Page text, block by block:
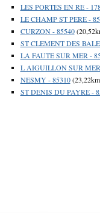
LES PORTES EN RE -
LE CHAMP ST PERE -
CURZON - 85540
ST CLEMENT DES
LA FAUTE SUR MER -
L AIGUILLON SUR
NESMY - 85310
ST DENIS DU PAYRE -